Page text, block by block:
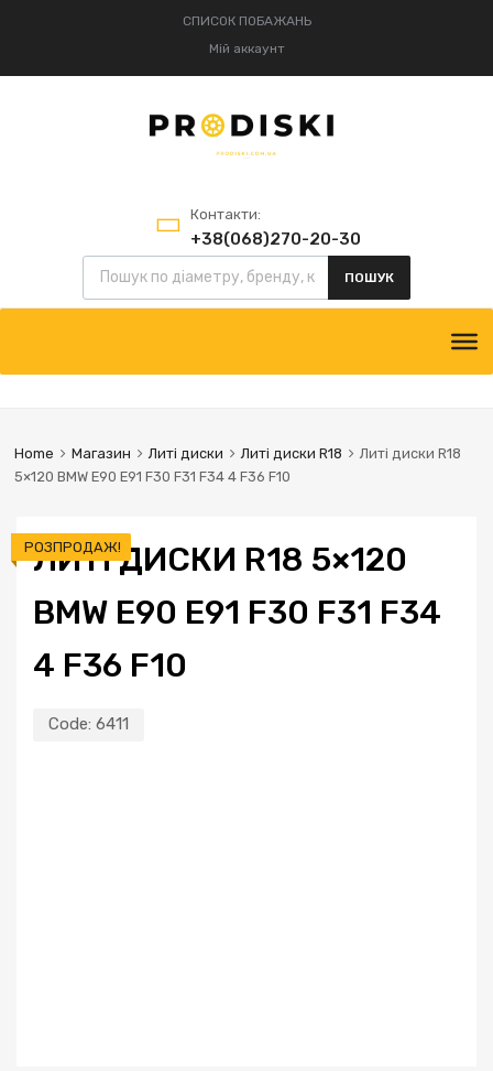
СПИСОК ПОБАЖАНЬ
Мій аккаунт
Контакти:
+38(068)270-20-30
+38(095)834-52-75
ПОШУК
Home Магазин Литі диски Литі диски R18
Литі диски R18
5×120 BMW E90 E91 F30 F31 F34 4 F36 F10
ЛИТІ ДИСКИ R18 5×120
BMW E90 E91 F30 F31 F34
4 F36 F10
Code: 6411
РОЗПРОДАЖ!